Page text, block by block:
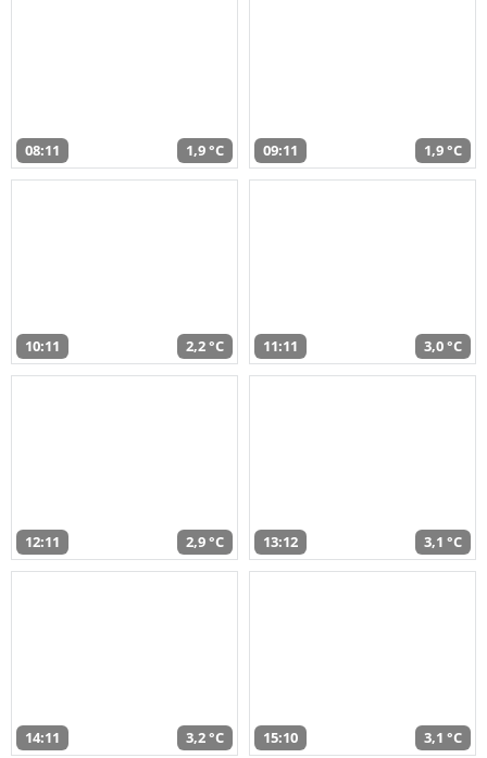
08:11 1,9 °C 09:11 1,9 °C
10:11 2,2 °C 11:11 3,0 °C
12:11 2,9 °C 13:12 3,1 °C
14:11 3,2 °C 15:10 3,1 °C